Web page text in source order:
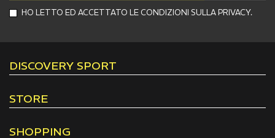
HO LETTO ED ACCETTATO LE CONDIZIONI SULLA PRIVACY.
DISCOVERY SPORT
STORE
SHOPPING